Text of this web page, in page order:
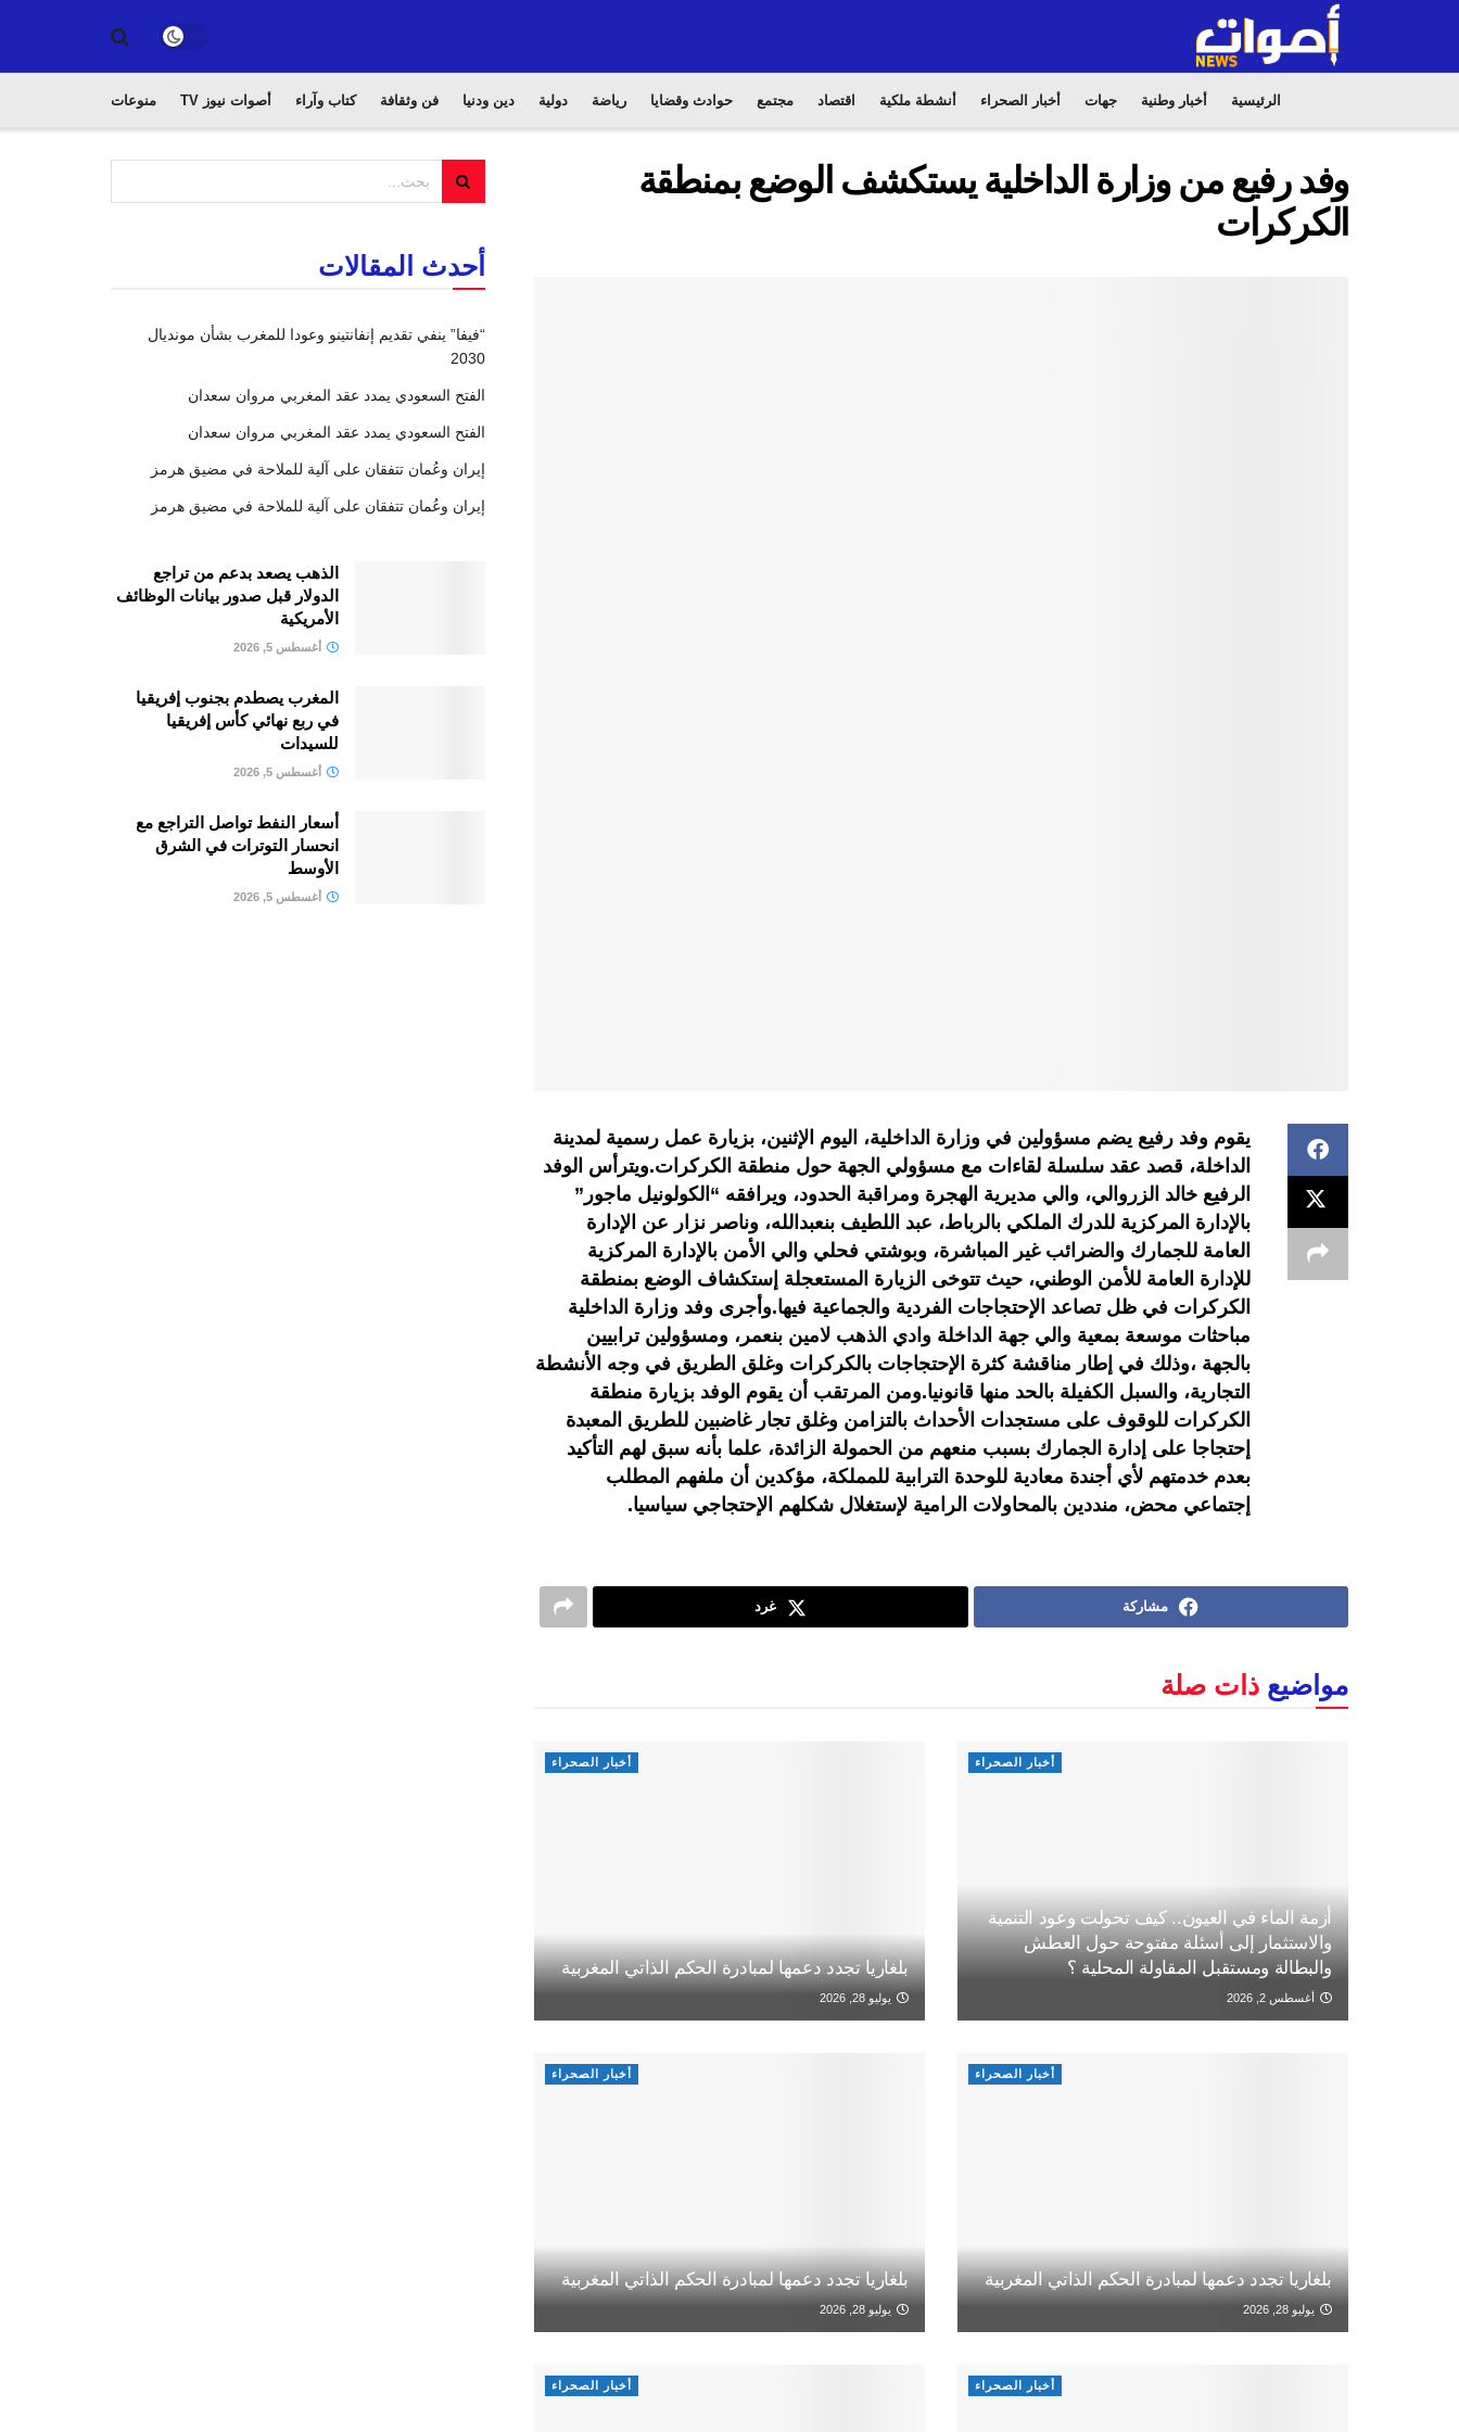
الرئيسية أخبار وطنية جهات أخبار الصحراء أنشطة ملكية اقتصاد مجتمع حوادث وقضايا رياضة دولية دين ودنيا فن وثقافة كتاب وآراء أصوات نيوز TV منوعات
وفد رفيع من وزارة الداخلية يستكشف الوضع بمنطقة
الكركرات
يقوم وفد رفيع يضم مسؤولين في وزارة الداخلية، اليوم الإثنين، بزيارة عمل رسمية لمدينة
الداخلة، قصد عقد سلسلة لقاءات مع مسؤولي الجهة حول منطقة الكركرات.ويترأس الوفد
الرفيع خالد الزروالي، والي مديرية الهجرة ومراقبة الحدود، ويرافقه “الكولونيل ماجور”
بالإدارة المركزية للدرك الملكي بالرباط، عبد اللطيف بنعبدالله، وناصر نزار عن الإدارة
العامة للجمارك والضرائب غير المباشرة، وبوشتي فحلي والي الأمن بالإدارة المركزية
للإدارة العامة للأمن الوطني، حيث تتوخى الزيارة المستعجلة إستكشاف الوضع بمنطقة
الكركرات في ظل تصاعد الإحتجاجات الفردية والجماعية فيها.وأجرى وفد وزارة الداخلية
مباحثات موسعة بمعية والي جهة الداخلة وادي الذهب لامين بنعمر، ومسؤولين ترابيين
بالجهة ،وذلك في إطار مناقشة كثرة الإحتجاجات بالكركرات وغلق الطريق في وجه الأنشطة
التجارية، والسبل الكفيلة بالحد منها قانونيا.ومن المرتقب أن يقوم الوفد بزيارة منطقة
الكركرات للوقوف على مستجدات الأحداث بالتزامن وغلق تجار غاضبين للطريق المعبدة
إحتجاجا على إدارة الجمارك بسبب منعهم من الحمولة الزائدة، علما بأنه سبق لهم التأكيد
بعدم خدمتهم لأي أجندة معادية للوحدة الترابية للمملكة، مؤكدين أن ملفهم المطلب
إجتماعي محض، منددين بالمحاولات الرامية لإستغلال شكلهم الإحتجاجي سياسيا.
مشاركة غرد
مواضيع ذات صلة
أخبار الصحراء
أزمة الماء في العيون.. كيف تحولت وعود التنمية
والاستثمار إلى أسئلة مفتوحة حول العطش
والبطالة ومستقبل المقاولة المحلية ؟
أغسطس 2, 2026
أخبار الصحراء
بلغاريا تجدد دعمها لمبادرة الحكم الذاتي المغربية
يوليو 28, 2026
أخبار الصحراء
بلغاريا تجدد دعمها لمبادرة الحكم الذاتي المغربية
يوليو 28, 2026
أخبار الصحراء
بلغاريا تجدد دعمها لمبادرة الحكم الذاتي المغربية
يوليو 28, 2026
أخبار الصحراء أخبار الصحراء
أحدث المقالات
“فيفا” ينفي تقديم إنفانتينو وعودا للمغرب بشأن مونديال
2030
الفتح السعودي يمدد عقد المغربي مروان سعدان
الفتح السعودي يمدد عقد المغربي مروان سعدان
إيران وعُمان تتفقان على آلية للملاحة في مضيق هرمز
إيران وعُمان تتفقان على آلية للملاحة في مضيق هرمز
الذهب يصعد بدعم من تراجع
الدولار قبل صدور بيانات الوظائف
الأمريكية
أغسطس 5, 2026
المغرب يصطدم بجنوب إفريقيا
في ربع نهائي كأس إفريقيا
للسيدات
أغسطس 5, 2026
أسعار النفط تواصل التراجع مع
انحسار التوترات في الشرق
الأوسط
أغسطس 5, 2026